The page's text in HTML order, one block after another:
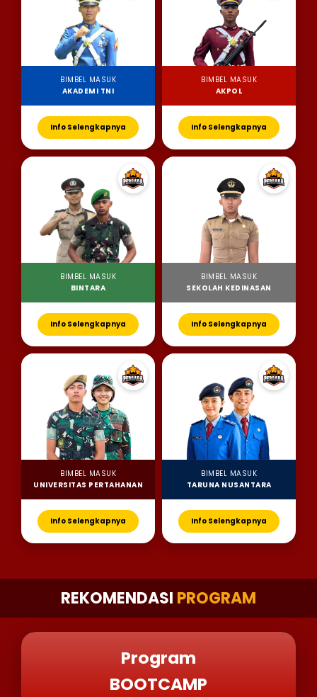
BIMBEL MASUK
AKADEMI TNI
Info Selengkapnya
BIMBEL MASUK
AKPOL
Info Selengkapnya
BIMBEL MASUK
BINTARA
Info Selengkapnya
BIMBEL MASUK
SEKOLAH KEDINASAN
Info Selengkapnya
BIMBEL MASUK
UNIVERSITAS PERTAHANAN
Info Selengkapnya
BIMBEL MASUK
TARUNA NUSANTARA
Info Selengkapnya
REKOMENDASI PROGRAM
Program
BOOTCAMP